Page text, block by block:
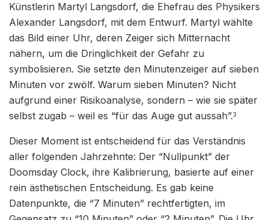
Künstlerin Martyl Langsdorf, die Ehefrau des Physikers
Alexander Langsdorf, mit dem Entwurf. Martyl wählte
das Bild einer Uhr, deren Zeiger sich Mitternacht
nähern, um die Dringlichkeit der Gefahr zu
symbolisieren. Sie setzte den Minutenzeiger auf sieben
Minuten vor zwölf. Warum sieben Minuten? Nicht
aufgrund einer Risikoanalyse, sondern – wie sie später
selbst zugab – weil es “für das Auge gut aussah”.3
Dieser Moment ist entscheidend für das Verständnis
aller folgenden Jahrzehnte: Der “Nullpunkt” der
Doomsday Clock, ihre Kalibrierung, basierte auf einer
rein ästhetischen Entscheidung. Es gab keine
Datenpunkte, die “7 Minuten” rechtfertigten, im